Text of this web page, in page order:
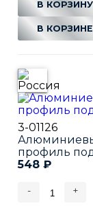
В КОРЗИНУ
В КОРЗИНЕ
3-01126
профиль
548 ₽
- +